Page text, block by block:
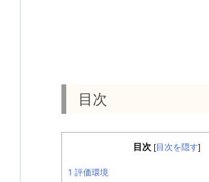
目次
目次 [目次を隠す]
1 評価環境